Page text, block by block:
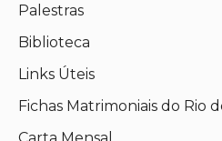
Palestras
Biblioteca
Links Úteis
Fichas Matrimoniais do Rio